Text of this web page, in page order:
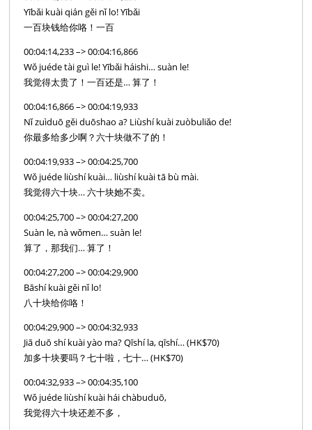
Yībǎi kuài qián gěi nǐ lo! Yībǎi
一百块钱给你咯！一百
00:04:14,233 –> 00:04:16,866
Wǒ juéde tài guì le! Yībǎi háishi… suàn le!
我觉得太贵了！一百还是… 算了！
00:04:16,866 –> 00:04:19,933
Nǐ zuìduō gěi duōshao a? Liùshí kuài zuòbuliǎo de!
你最多给多少啊？六十块做不了的！
00:04:19,933 –> 00:04:25,700
Wǒ juéde liùshí kuài… liùshí kuài tā bù mài.
我觉得六十块… 六十块她不卖。
00:04:25,700 –> 00:04:27,200
Suàn le, nà wǒmen… suàn le!
算了，那我们… 算了！
00:04:27,200 –> 00:04:29,900
Bāshí kuài gěi nǐ lo!
八十块给你咯！
00:04:29,900 –> 00:04:32,933
Jiā duō shí kuài yào ma? Qīshí la, qīshí… (HK$70)
加多十块要吗？七十啦，七十… (HK$70)
00:04:32,933 –> 00:04:35,100
Wǒ juéde liùshí kuài hái chàbuduō,
我觉得六十块还差不多，